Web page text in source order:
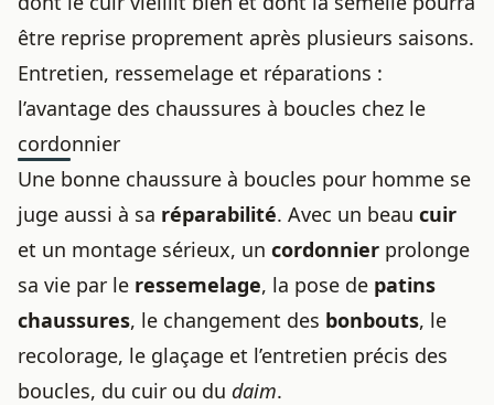
être reprise proprement après plusieurs saisons.
Entretien, ressemelage et réparations :
l’avantage des chaussures à boucles chez le
cordonnier
Une bonne chaussure à boucles pour homme se
juge aussi à sa réparabilité. Avec un beau cuir
et un montage sérieux, un cordonnier prolonge
sa vie par le ressemelage, la pose de patins
chaussures, le changement des bonbouts, le
recolorage, le glaçage et l’entretien précis des
boucles, du cuir ou du daim.